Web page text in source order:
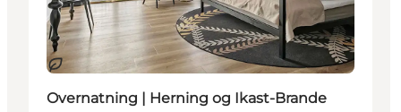
Bæredygtige oplevelser
Overnatning | Herning og Ikast-Brande